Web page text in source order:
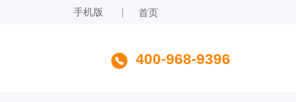
手机版 首页
400-968-9396